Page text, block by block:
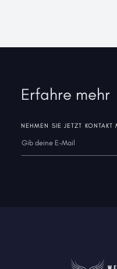
Erfahre mehr
NEHMEN SIE JETZT KONTAKT